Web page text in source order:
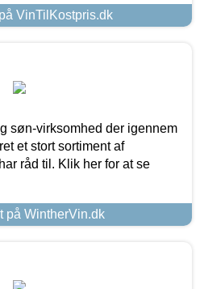
VinTilKostpris.dk
søn-virksomhed der igennem
et stort sortiment af
råd til. Klik her for at se
på WintherVin.dk